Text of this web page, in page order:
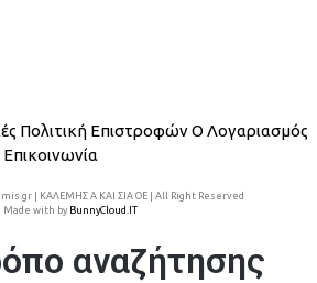
Πολιτική ΕπιστροφώνΟ Λογαριασμός
Επικοινωνία
| ΚΑΛΕΜΗΣ Α ΚΑΙ ΣΙΑ ΟΕ | All Right Reserved
Made with by BunnyCloud.IT
αναζήτησης